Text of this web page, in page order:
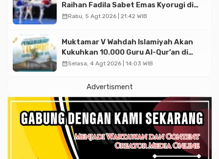
Raihan Fadila Sabet Emas Kyorugi di
Asian Taekwondo Indonesia Open
calendar_monthRabu, 5 Agt 2026 | 21:42 WIB
Muktamar V Wahdah Islamiyah Akan
Kukuhkan 10.000 Guru Al-Qur’an di
Masjid Istiqlal
calendar_monthSelasa, 4 Agt 2026 | 14:03 WIB
Advertisment